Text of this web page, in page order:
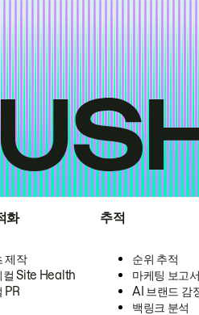
화
제작
컬 Site Health
PR
추적
순위 추적
마케팅 보고
AI 브랜드 감
백링크 분석